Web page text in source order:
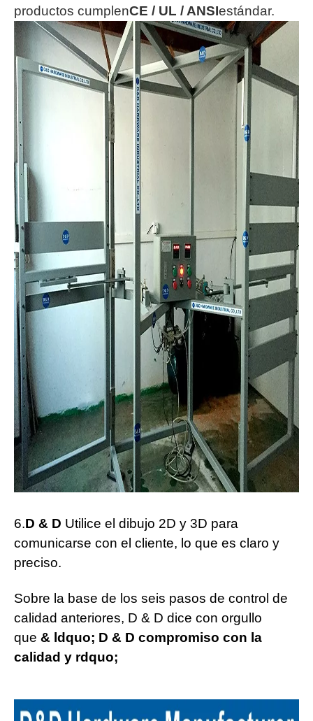
productos cumplenCE / UL / ANSIestándar.
6.D & D Utilice el dibujo 2D y 3D para
comunicarse con el cliente, lo que es claro y
preciso.
Sobre la base de los seis pasos de control de
calidad anteriores, D & D dice con orgullo
que & ldquo; D & D compromiso con la
calidad y rdquo;